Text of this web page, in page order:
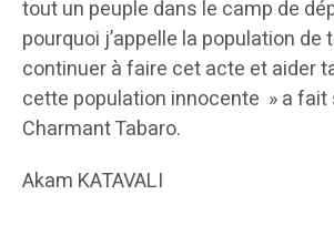
tout un peuple dans le camp de
pourquoi j’appelle la population de
continuer à faire cet acte et aider
cette population innocente » a fait
Charmant Tabaro.
Akam KATAVALI